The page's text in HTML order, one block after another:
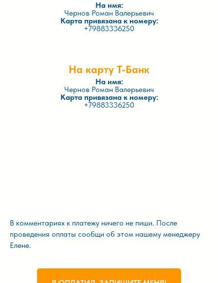
На карту Т-Банк
На имя:
Чернов Роман Валерьевич
Карта привязана к номеру:
+79883336250
На имя:
Чернов Роман Валерьевич
Карта привязана к номеру:
+79883336250
В комментариях к платежу ничего не пиши. После
проведения оплаты сообщи об этом нашему менеджеру
Елене.